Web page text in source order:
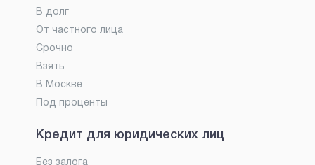
В долг
От частного лица
Срочно
Взять
В Москве
Под проценты
Кредит для юридических лиц
Без залога